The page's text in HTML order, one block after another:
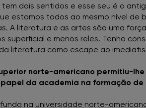
dois sentidos e esse seu é o
estamos todos ao mesmo nível de
A literatura e as artes são uma
superficial e menos reles. Tenho
literatura como escape ao
norte-americano permitiu-
da academia na formação
na universidade norte-